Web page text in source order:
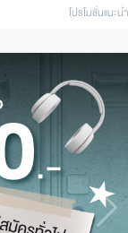
โปรโมชั่นแนะนํา